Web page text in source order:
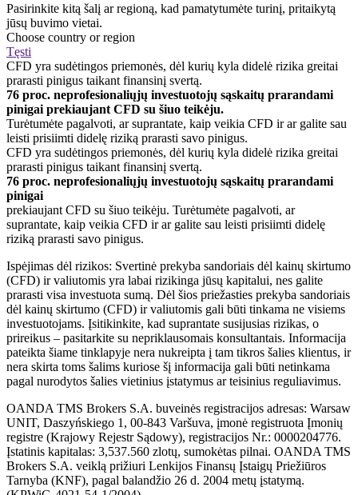
Pasirinkite kitą šalį ar regioną, kad pamatytumėte turinį, pritaikytą
jūsų buvimo vietai.
Choose country or region
Tęsti
CFD yra sudėtingos priemonės, dėl kurių kyla didelė rizika greitai
prarasti pinigus taikant finansinį svertą.
76 proc. neprofesionaliųjų investuotojų sąskaitų prarandami
pinigai prekiaujant CFD su šiuo teikėju.
Turėtumėte pagalvoti, ar suprantate, kaip veikia CFD ir ar galite sau
leisti prisiimti didelę riziką prarasti savo pinigus.
CFD yra sudėtingos priemonės, dėl kurių kyla didelė rizika greitai
prarasti pinigus taikant finansinį svertą.
76 proc. neprofesionaliųjų investuotojų sąskaitų prarandami
pinigai
prekiaujant CFD su šiuo teikėju. Turėtumėte pagalvoti, ar
suprantate, kaip veikia CFD ir ar galite sau leisti prisiimti didelę
riziką prarasti savo pinigus.
Ispėjimas dėl rizikos: Svertinė prekyba sandoriais dėl kainų skirtumo
(CFD) ir valiutomis yra labai rizikinga jūsų kapitalui, nes galite
prarasti visa investuota sumą. Dėl šios priežasties prekyba sandoriais
dėl kainų skirtumo (CFD) ir valiutomis gali būti tinkama ne visiems
investuotojams. Įsitikinkite, kad suprantate susijusias rizikas, o
prireikus – pasitarkite su nepriklausomais konsultantais. Informacija
pateikta šiame tinklapyje nera nukreipta į tam tikros šalies klientus, ir
nera skirta toms šalims kuriose šį informacija gali būti netinkama
pagal nurodytos šalies vietinius įstatymus ar teisinius reguliavimus.
OANDA TMS Brokers S.A. buveinės registracijos adresas: Warsaw
UNIT, Daszyńskiego 1, 00-843 Varšuva, įmonė registruota Įmonių
registre (Krajowy Rejestr Sądowy), registracijos Nr.: 0000204776.
Įstatinis kapitalas: 3,537.560 zlotų, sumokėtas pilnai. OANDA TMS
Brokers S.A. veiklą prižiuri Lenkijos Finansų Įstaigų Priežiūros
Tarnyba (KNF), pagal balandžio 26 d. 2004 metų įstatymą.